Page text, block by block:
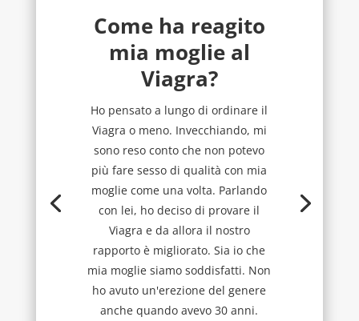
Come ha reagito
mia moglie al
Viagra?
Ho pensato a lungo di ordinare il
Viagra o meno. Invecchiando, mi
sono reso conto che non potevo
più fare sesso di qualità con mia
moglie come una volta. Parlando
con lei, ho deciso di provare il
Viagra e da allora il nostro
rapporto è migliorato. Sia io che
mia moglie siamo soddisfatti. Non
ho avuto un'erezione del genere
anche quando avevo 30 anni.